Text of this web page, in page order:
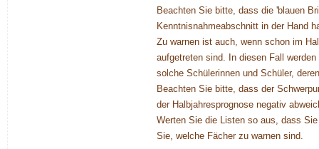
Beachten Sie bitte, dass die 'blauen
Kenntnisnahmeabschnitt in der Hand
Zu warnen ist auch, wenn schon im
aufgetreten sind. In diesen Fall
solche Schülerinnen und Schüler,
Beachten Sie bitte, dass der
der Halbjahresprognose negativ
Werten Sie die Listen so aus, dass
Sie, welche Fächer zu warnen sind.